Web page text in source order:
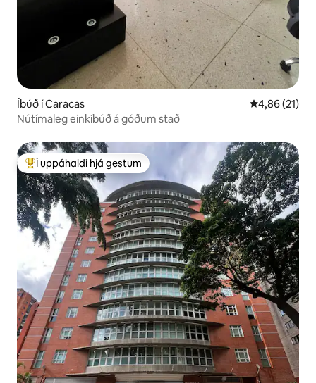
Íbúð í Caracas 4,86 af 5 í
4,86 (21)
Nútímaleg einkíbúð á góðum stað
Í mestu uppáhaldi hjá gestum
Í uppáhaldi hjá gestum